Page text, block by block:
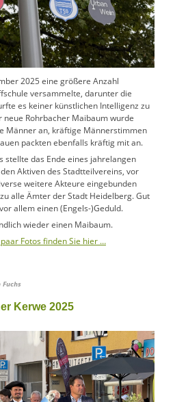
2025 eine größere Anzahl
versammelte, darunter die
es keiner künstlichen Intelligenz zu
neue Rohrbacher Maibaum wurde
Männer an, kräftige Männerstimmen
packten ebenfalls kräftig mit an.
stellte das Ende eines jahrelangen
Aktiven des Stadtteilvereins, vor
weitere Akteure eingebunden
alle Ämter der Stadt Heidelberg. Gut
allem einen (Engels-)Geduld.
wieder einen Maibaum.
Fotos finden Sie hier …
Fuchs
Kerwe 2025